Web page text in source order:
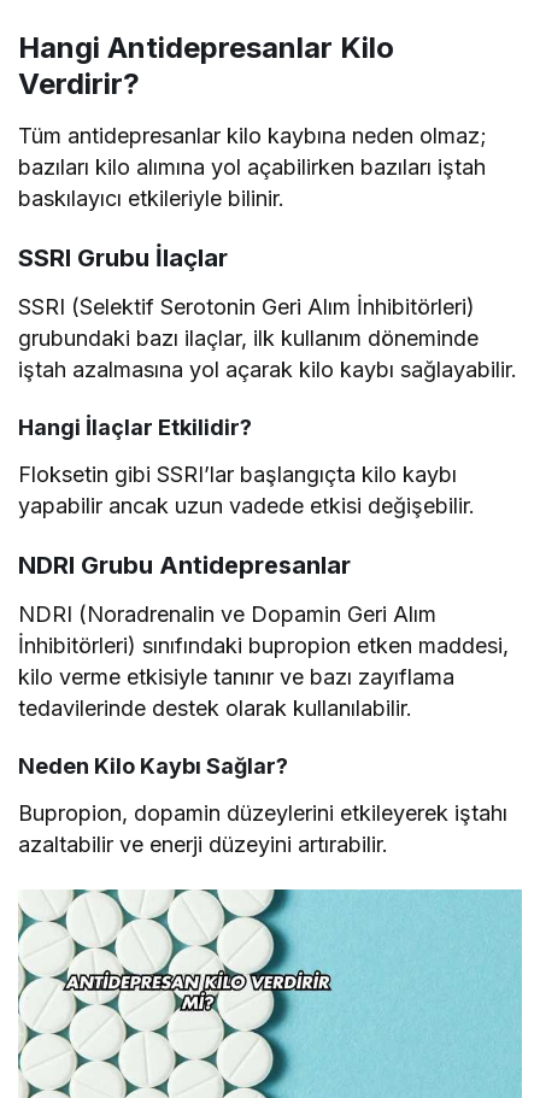
Hangi Antidepresanlar Kilo
Verdirir?
Tüm antidepresanlar kilo kaybına neden olmaz;
bazıları kilo alımına yol açabilirken bazıları iştah
baskılayıcı etkileriyle bilinir.
SSRI Grubu İlaçlar
SSRI (Selektif Serotonin Geri Alım İnhibitörleri)
grubundaki bazı ilaçlar, ilk kullanım döneminde
iştah azalmasına yol açarak kilo kaybı sağlayabilir.
Hangi İlaçlar Etkilidir?
Floksetin gibi SSRI’lar başlangıçta kilo kaybı
yapabilir ancak uzun vadede etkisi değişebilir.
NDRI Grubu Antidepresanlar
NDRI (Noradrenalin ve Dopamin Geri Alım
İnhibitörleri) sınıfındaki bupropion etken maddesi,
kilo verme etkisiyle tanınır ve bazı zayıflama
tedavilerinde destek olarak kullanılabilir.
Neden Kilo Kaybı Sağlar?
Bupropion, dopamin düzeylerini etkileyerek iştahı
azaltabilir ve enerji düzeyini artırabilir.